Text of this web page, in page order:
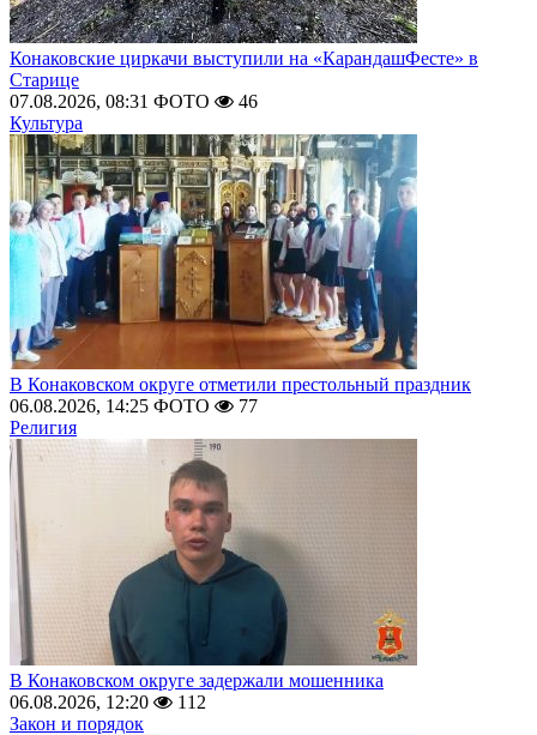
Конаковские циркачи выступили на «КарандашФесте» в
Старице
07.08.2026, 08:31 ФОТО
46
Культура
В Конаковском округе отметили престольный праздник
06.08.2026, 14:25 ФОТО
77
Религия
В Конаковском округе задержали мошенника
06.08.2026, 12:20
112
Закон и порядок